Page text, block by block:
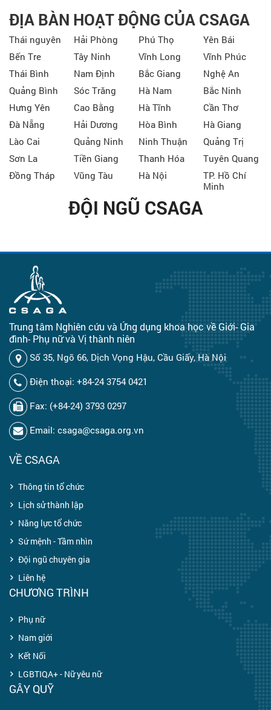
ĐỊA BÀN HOẠT ĐỘNG CỦA CSAGA
Thái nguyên Hải Phòng Phú Thọ
Yên Bái
Bến Tre
Tây Ninh Vĩnh Long
Vĩnh Phúc
Thái Bình
Nam Định Bắc Giang
Nghệ An
Quảng Bình
Sóc Trăng Hà Nam
Bắc Ninh
Hưng Yên
Cao Bằng Hà Tĩnh
Cần Thơ
Đà Nẵng
Hải Dương Hòa Bình
Hà Giang
Lào Cai
Quảng Ninh Ninh Thuận
Quảng Trị
Sơn La
Tiền Giang Thanh Hóa
Tuyên Quang
Đồng Tháp
Vũng Tàu Hà Nội
TP. Hồ Chí
Minh
ĐỘI NGŨ CSAGA
Trung tâm Nghiên cứu và Ứng dụng khoa học về Giới- Gia
đình- Phụ nữ và Vị thành niên
Số 35, Ngõ 66, Dịch Vọng Hậu, Cầu Giấy, Hà Nội
Điện thoại: +84-24 3754 0421
Fax: (+84-24) 3793 0297
Email: csaga@csaga.org.vn
VỀ CSAGA
Thông tin tổ chức
Lịch sử thành lập
Năng lực tổ chức
Sứ mệnh - Tầm nhìn
Đội ngũ chuyên gia
Liên hệ
CHƯƠNG TRÌNH
Phụ nữ
Nam giới
Kết Nối
LGBTIQA+ - Nữ yêu nữ
GÂY QUỸ